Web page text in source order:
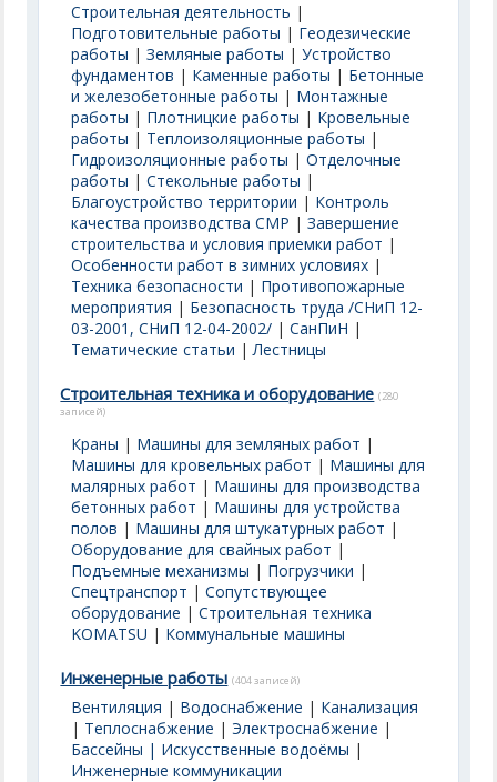
Строительная деятельность |
Подготовительные работы | Геодезические
работы |Земляные работы |Устройство
фундаментов | Каменные работы | Бетонные
и железобетонные работы | Монтажные
работы | Плотницкие работы | Кровельные
работы | Теплоизоляционные работы |
Гидроизоляционные работы |Отделочные
работы |Стекольные работы |
Благоустройство территории | Контроль
качества производства СМР |Завершение
строительства и условия приемки работ |
Особенности работ в зимних условиях |
Техника безопасности | Противопожарные
мероприятия | Безопасность труда /СНиП 12-
03-2001, СНиП 12-04-2002/ |СанПиН |
Тематические статьи |Лестницы
Строительная техника и оборудование (280
записей)
Краны | Машины для земляных работ |
Машины для кровельных работ | Машины для
малярных работ | Машины для производства
бетонных работ | Машины для устройства
полов | Машины для штукатурных работ |
Оборудование для свайных работ |
Подъемные механизмы | Погрузчики |
Спецтранспорт |Сопутствующее
оборудование |Строительная техника
KOMATSU | Коммунальные машины
Инженерные работы (404 записей)
Вентиляция | Водоснабжение | Канализация
| Теплоснабжение |Электроснабжение |
Бассейны | Искусственные водоёмы |
Инженерные коммуникации